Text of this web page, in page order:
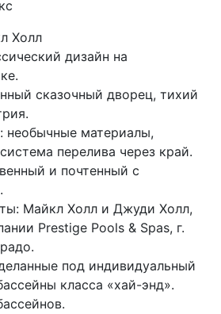
Холл
дизайн на
сказочный дворец, тихий
необычные материалы,
перелива через край.
и почтенный с
Майкл Холл и Джуди Холл,
Prestige Pools & Spas, г.
под индивидуальный
класса «хай-энд».